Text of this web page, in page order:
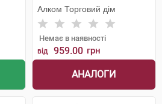
Алком Торговий дім
Немає в наявності
від 959.00 грн
АНАЛОГИ